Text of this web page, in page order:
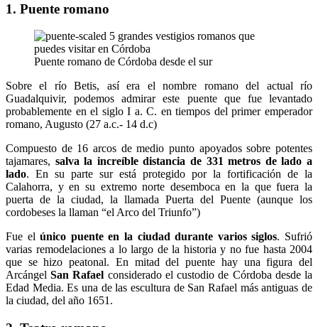
1. Puente romano
Puente romano de Córdoba desde el sur
Sobre el río Betis, así era el nombre romano del actual río
Guadalquivir, podemos admirar este puente que fue levantado
probablemente en el siglo I a. C. en tiempos del primer emperador
romano, Augusto (27 a.c.- 14 d.c)
Compuesto de 16 arcos de medio punto apoyados sobre potentes
tajamares, salva la increíble distancia de 331 metros de lado a
lado. En su parte sur está protegido por la fortificación de la
Calahorra, y en su extremo norte desemboca en la que fuera la
puerta de la ciudad, la llamada Puerta del Puente (aunque los
cordobeses la llaman “el Arco del Triunfo”)
Fue elúnico puente en la ciudad durante varios siglos. Sufrió
varias remodelaciones a lo largo de la historia y no fue hasta 2004
que se hizo peatonal. En mitad del puente hay una figura del
ArcángelSan Rafael considerado el custodio de Córdoba desde la
Edad Media. Es una de las escultura de San Rafael más antiguas de
la ciudad, del año 1651.